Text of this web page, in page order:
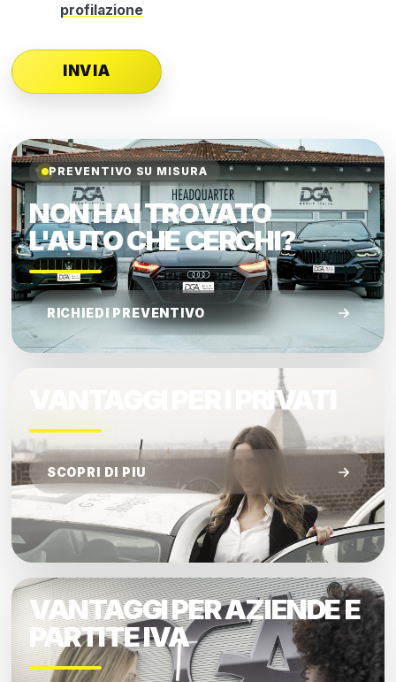
profilazione
PREVENTIVO SU MISURA
NON HAI TROVATO
L'AUTO CHE CERCHI?
RICHIEDI PREVENTIVO
VANTAGGI PER I PRIVATI
SCOPRI DI PIU
VANTAGGI PER AZIENDE E
PARTITE IVA